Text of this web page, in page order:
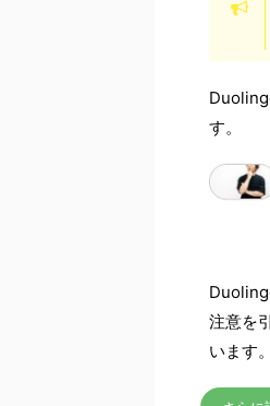
す。
注意を
います。